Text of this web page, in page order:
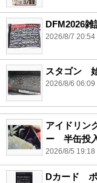
DFM2026
2026/8/7 20:54
スタゴン
2026/8/6 06:09
アイドリン
ー 半缶投
2026/8/5 19:18
Dカード